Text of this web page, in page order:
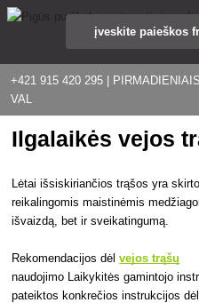
+421 915 420 295 |
VAL
Ilgalaikės vejos
Lėtai išsiskiriančios trąšos yra
reikalingomis maistinėmis
išvaizdą, bet ir sveikatingumą.
Rekomendacijos dėlvejos trąšų
naudojimo Laikykitės gamintojo
pateiktos konkrečios instrukcijos